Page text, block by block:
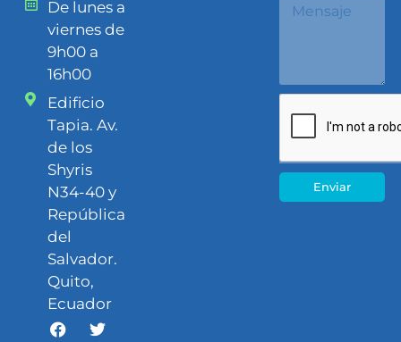
De lunes a
viernes de
9h00 a
16h00
Edificio
Tapia. Av.
de los
Shyris
N34-40 y
República
del
Salvador.
Quito,
Ecuador
Enviar